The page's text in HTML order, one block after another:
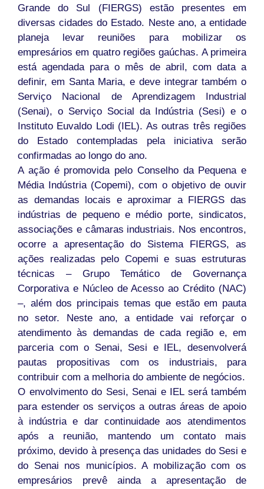
Grande do Sul (FIERGS) estão presentes em
diversas cidades do Estado. Neste ano, a entidade
planeja levar reuniões para mobilizar os
empresários em quatro regiões gaúchas. A primeira
está agendada para o mês de abril, com data a
definir, em Santa Maria, e deve integrar também o
Serviço Nacional de Aprendizagem Industrial
(Senai), o Serviço Social da Indústria (Sesi) e o
Instituto Euvaldo Lodi (IEL). As outras três regiões
do Estado contempladas pela iniciativa serão
confirmadas ao longo do ano.
A ação é promovida pelo Conselho da Pequena e
Média Indústria (Copemi), com o objetivo de ouvir
as demandas locais e aproximar a FIERGS das
indústrias de pequeno e médio porte, sindicatos,
associações e câmaras industriais. Nos encontros,
ocorre a apresentação do Sistema FIERGS, as
ações realizadas pelo Copemi e suas estruturas
técnicas – Grupo Temático de Governança
Corporativa e Núcleo de Acesso ao Crédito (NAC)
–, além dos principais temas que estão em pauta
no setor. Neste ano, a entidade vai reforçar o
atendimento às demandas de cada região e, em
parceria com o Senai, Sesi e IEL, desenvolverá
pautas propositivas com os industriais, para
contribuir com a melhoria do ambiente de negócios.
O envolvimento do Sesi, Senai e IEL será também
para estender os serviços a outras áreas de apoio
à indústria e dar continuidade aos atendimentos
após a reunião, mantendo um contato mais
próximo, devido à presença das unidades do Sesi e
do Senai nos municípios. A mobilização com os
empresários prevê ainda a apresentação de